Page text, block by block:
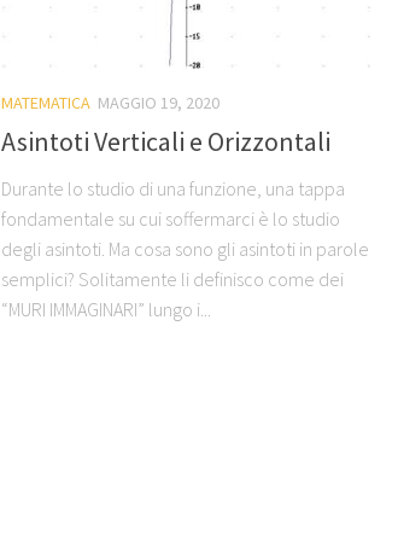
MATEMATICA MAGGIO 19, 2020
Asintoti Verticali e Orizzontali
Durante lo studio di una funzione, una tappa
fondamentale su cui soffermarci è lo studio
degli asintoti. Ma cosa sono gli asintoti in parole
semplici? Solitamente li definisco come dei
“MURI IMMAGINARI” lungo i...